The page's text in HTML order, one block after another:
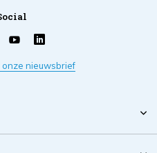
nieuwsbrief